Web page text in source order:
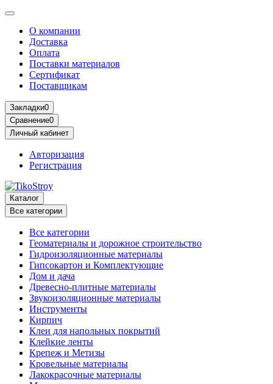
О компании
Доставка
Оплата
Поставки материалов
Сертификат
Поставщикам
Закладки0
Сравнение0
Личный кабинет
Авторизация
Регистрация
Каталог
Все категории
Все категории
Геоматериалы и дорожное строительство
Гидроизоляционные материалы
Гипсокартон и Комплектующие
Дом и дача
Древесно-плитные материалы
Звукоизоляционные материалы
Инструменты
Кирпич
Клеи для напольных покрытий
Клейкие ленты
Крепеж и Метизы
Кровельные материалы
Лакокрасочные материалы